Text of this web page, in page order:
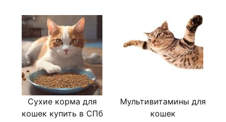
Сухие корма для
кошек купить в СПб
Мультивитамины для
кошек